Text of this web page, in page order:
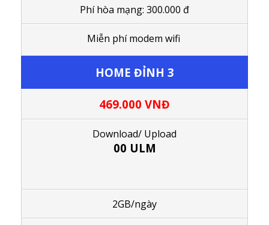
Phí hòa mạng: 300.000 đ
Miễn phí modem wifi
HOME ĐỈNH 3
469.000 VNĐ
Download/ Upload
00 ULM
2GB/ngày